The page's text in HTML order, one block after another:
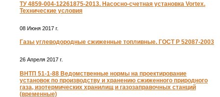
ТУ 4859-004-12261875-2013. Насосно-счетная установка Vortex.
Технические условия
08 Июня 2017 г.
Газы углеводородные сжиженные топливные. ГОСТ Р 52087-2003
26 Апреля 2017 г.
ВНТП 51-1-88 Ведомственные нормы на проектирование
установок по производству и хранению сжиженного природного
газа, изотермических хранилищ и газозаправочных станций
(временные)